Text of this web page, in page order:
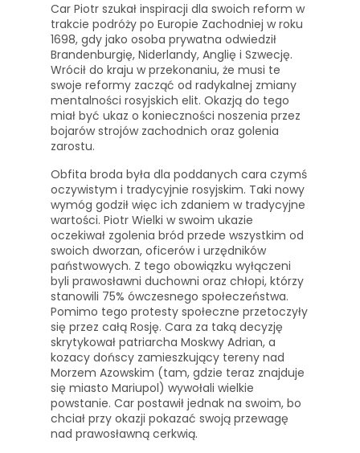
Car Piotr szukał inspiracji dla swoich reform w
trakcie podróży po Europie Zachodniej w roku
1698, gdy jako osoba prywatna odwiedził
Brandenburgię, Niderlandy, Anglię i Szwecję.
Wrócił do kraju w przekonaniu, że musi te
swoje reformy zacząć od radykalnej zmiany
mentalności rosyjskich elit. Okazją do tego
miał być ukaz o konieczności noszenia przez
bojarów strojów zachodnich oraz golenia
zarostu.
Obfita broda była dla poddanych cara czymś
oczywistym i tradycyjnie rosyjskim. Taki nowy
wymóg godził więc ich zdaniem w tradycyjne
wartości. Piotr Wielki w swoim ukazie
oczekiwał zgolenia bród przede wszystkim od
swoich dworzan, oficerów i urzędników
państwowych. Z tego obowiązku wyłączeni
byli prawosławni duchowni oraz chłopi, którzy
stanowili 75% ówczesnego społeczeństwa.
Pomimo tego protesty społeczne przetoczyły
się przez całą Rosję. Cara za taką decyzję
skrytykował patriarcha Moskwy Adrian, a
kozacy dońscy zamieszkujący tereny nad
Morzem Azowskim (tam, gdzie teraz znajduje
się miasto Mariupol) wywołali wielkie
powstanie. Car postawił jednak na swoim, bo
chciał przy okazji pokazać swoją przewagę
nad prawosławną cerkwią.